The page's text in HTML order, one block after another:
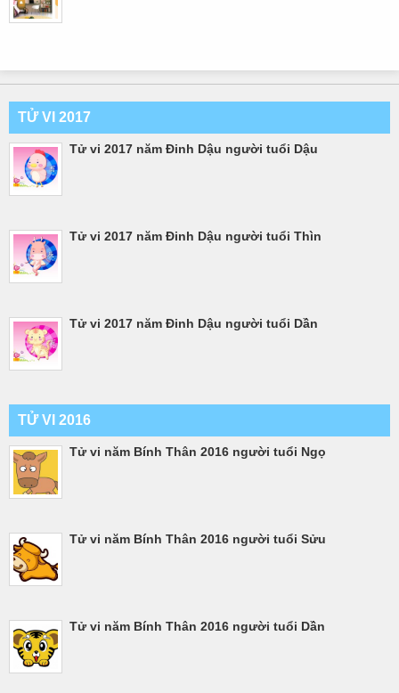
TỬ VI 2017
Tử vi 2017 năm Đinh Dậu người tuổi Dậu
Tử vi 2017 năm Đinh Dậu người tuổi Thìn
Tử vi 2017 năm Đinh Dậu người tuổi Dần
TỬ VI 2016
Tử vi năm Bính Thân 2016 người tuổi Ngọ
Tử vi năm Bính Thân 2016 người tuổi Sửu
Tử vi năm Bính Thân 2016 người tuổi Dần